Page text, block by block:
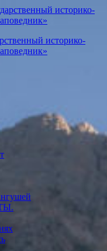
историко-